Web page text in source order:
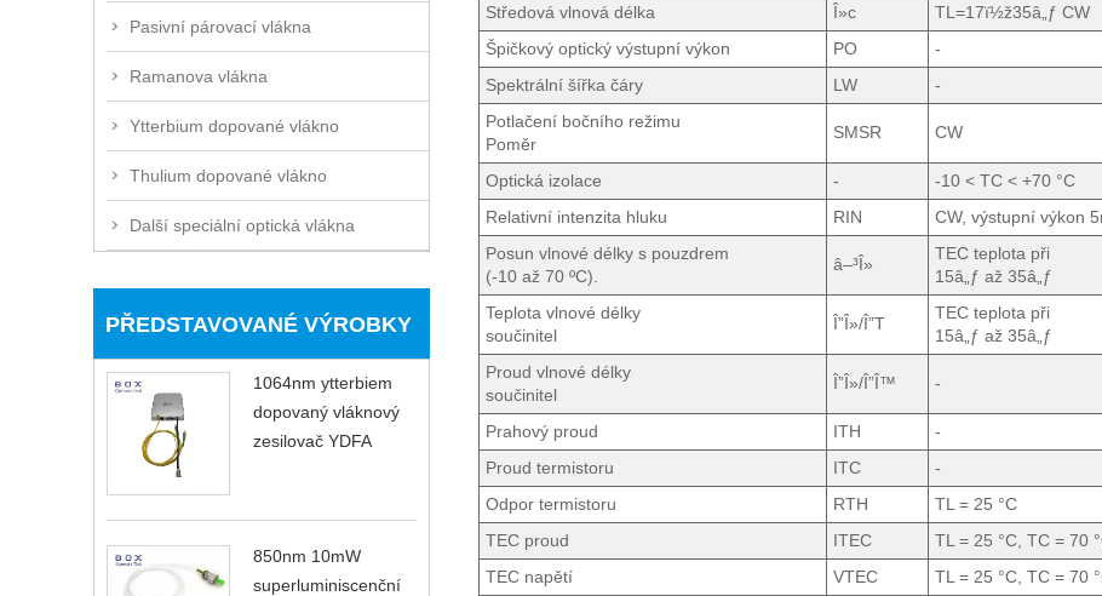
Pasivní párovací vlákna
Ramanova vlákna
Ytterbium dopované vlákno
Thulium dopované vlákno
Další speciální optická vlákna
PŘEDSTAVOVANÉ VÝROBKY
1064nm ytterbiem
dopovaný vláknový
zesilovač YDFA
850nm 10mW
superluminiscenční
Středová vlnová délka
Î»c TL=17ï½ž35â„ƒ CW
Špičkový optický výstupní výkon
PO -
Spektrální šířka čáry
LW -
Potlačení bočního režimu
Poměr
SMSR CW
Optická izolace - -10 < TC < +70 °C
Relativní intenzita hluku
RIN CW, výstupní výkon
Posun vlnové délky s pouzdrem
(-10 až 70 ºC).
â–³Î»
TEC teplota při
15â„ƒ až 35â„ƒ
Teplota vlnové délky
součinitel
Î”Î»/Î”T
TEC teplota při
15â„ƒ až 35â„ƒ
Proud vlnové délky
součinitel
Î”Î»/Î”Î™ -
Prahový proud ITH -
Proud termistoru
ITC -
Odpor termistoru
RTH TL = 25 °C
TEC proud
ITEC TL = 25 °C, TC = 70
TEC napětí
VTEC TL = 25 °C, TC = 70